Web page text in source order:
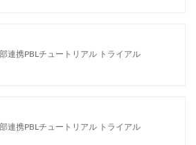
連携PBLチュートリアル トライアル
連携PBLチュートリアル トライアル